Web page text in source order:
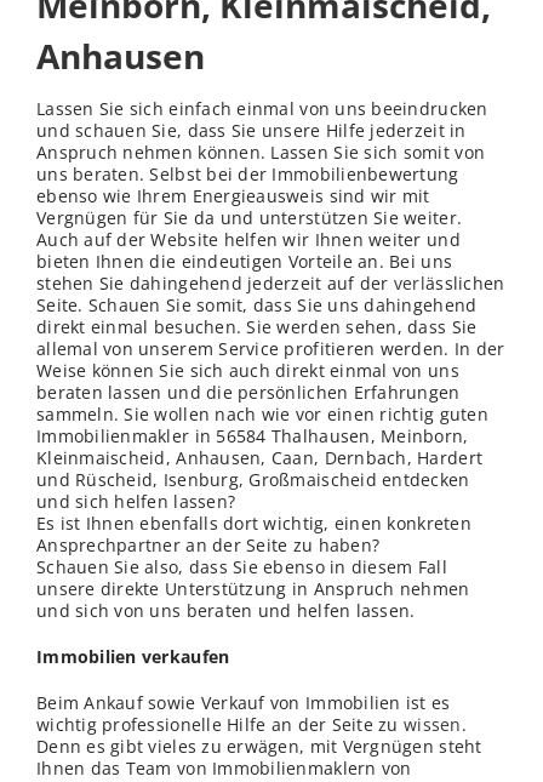
Anhausen
Lassen Sie sich einfach einmal von uns beeindrucken
und schauen Sie, dass Sie unsere Hilfe jederzeit in
Anspruch nehmen können. Lassen Sie sich somit von
uns beraten. Selbst bei der Immobilienbewertung
ebenso wie Ihrem Energieausweis sind wir mit
Vergnügen für Sie da und unterstützen Sie weiter.
Auch auf der Website helfen wir Ihnen weiter und
bieten Ihnen die eindeutigen Vorteile an. Bei uns
stehen Sie dahingehend jederzeit auf der verlässlichen
Seite. Schauen Sie somit, dass Sie uns dahingehend
direkt einmal besuchen. Sie werden sehen, dass Sie
allemal von unserem Service profitieren werden. In der
Weise können Sie sich auch direkt einmal von uns
beraten lassen und die persönlichen Erfahrungen
sammeln. Sie wollen nach wie vor einen richtig guten
Immobilienmakler in 56584 Thalhausen, Meinborn,
Kleinmaischeid, Anhausen, Caan, Dernbach, Hardert
und Rüscheid, Isenburg, Großmaischeid entdecken
und sich helfen lassen?
Es ist Ihnen ebenfalls dort wichtig, einen konkreten
Ansprechpartner an der Seite zu haben?
Schauen Sie also, dass Sie ebenso in diesem Fall
unsere direkte Unterstützung in Anspruch nehmen
und sich von uns beraten und helfen lassen.
Immobilien verkaufen
Beim Ankauf sowie Verkauf von Immobilien ist es
wichtig professionelle Hilfe an der Seite zu wissen.
Denn es gibt vieles zu erwägen, mit Vergnügen steht
Ihnen das Team von Immobilienmaklern von